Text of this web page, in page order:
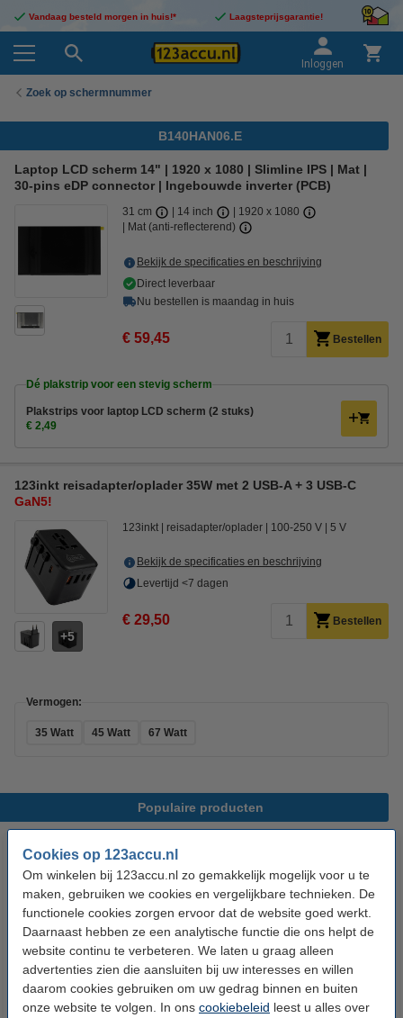
Cookies op 123accu.nl
Om winkelen bij 123accu.nl zo gemakkelijk mogelijk voor u te
maken, gebruiken we cookies en vergelijkbare technieken. De
functionele cookies zorgen ervoor dat de website goed werkt.
Daarnaast hebben ze een analytische functie die ons helpt de
website continu te verbeteren. We laten u graag alleen
advertenties zien die aansluiten bij uw interesses en willen
daarom cookies gebruiken om uw gedrag binnen en buiten
onze website te volgen. In ons cookiebeleid leest u alles over
Vandaag besteld morgen in huis!* Laagsteprijsgarantie!
Inloggen
Zoek op schermnummer
B140HAN06.E
Laptop LCD scherm 14" | 1920 x 1080 | Slimline IPS | Mat |
30-pins eDP connector | Ingebouwde inverter (PCB)
31 cm 14 inch
1920 x 1080
Mat (anti-reflecterend)
Bekijk de specificaties en beschrijving
Direct leverbaar
Nu bestellen is maandag in huis
€ 59,45 Bestellen
Dé plakstrip voor een stevig scherm
Plakstrips voor laptop LCD scherm (2 stuks)
€ 2,49
123inkt reisadapter/oplader 35W met 2 USB-A + 3 USB-C
GaN5!
5
123inkt reisadapter/oplader 100-250 V 5 V
Bekijk de specificaties en beschrijving
Levertijd <7 dagen
€ 29,50 Bestellen
Vermogen:
35 Watt 45 Watt 67 Watt
Populaire producten
123accu Xtreme Power AAA /
MN2400 / LR03 alkaline batterij
123accu Xtreme Power
knoopcellen multipack